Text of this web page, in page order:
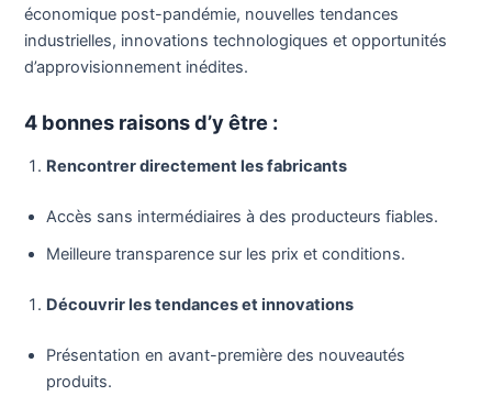
économique post-pandémie, nouvelles tendances
industrielles, innovations technologiques et opportunités
d’approvisionnement inédites.
4 bonnes raisons d’y être :
Rencontrer directement les fabricants
Accès sans intermédiaires à des producteurs fiables.
Meilleure transparence sur les prix et conditions.
Découvrir les tendances et innovations
Présentation en avant-première des nouveautés
produits.